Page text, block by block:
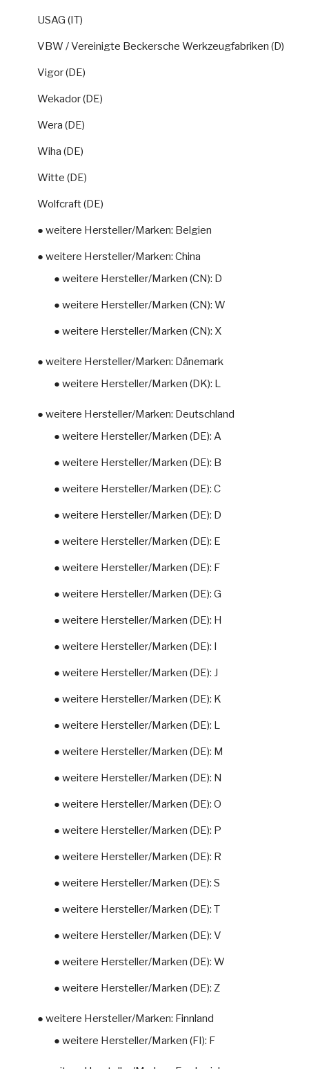
USAG (IT)
VBW / Vereinigte Beckersche Werkzeugfabriken (D)
Vigor (DE)
Wekador (DE)
Wera (DE)
Wiha (DE)
Witte (DE)
Wolfcraft (DE)
● weitere Hersteller/Marken: Belgien
● weitere Hersteller/Marken: China
● weitere Hersteller/Marken (CN): D
● weitere Hersteller/Marken (CN): W
● weitere Hersteller/Marken (CN): X
● weitere Hersteller/Marken: Dänemark
● weitere Hersteller/Marken (DK): L
● weitere Hersteller/Marken: Deutschland
● weitere Hersteller/Marken (DE): A
● weitere Hersteller/Marken (DE): B
● weitere Hersteller/Marken (DE): C
● weitere Hersteller/Marken (DE): D
● weitere Hersteller/Marken (DE): E
● weitere Hersteller/Marken (DE): F
● weitere Hersteller/Marken (DE): G
● weitere Hersteller/Marken (DE): H
● weitere Hersteller/Marken (DE): I
● weitere Hersteller/Marken (DE): J
● weitere Hersteller/Marken (DE): K
● weitere Hersteller/Marken (DE): L
● weitere Hersteller/Marken (DE): M
● weitere Hersteller/Marken (DE): N
● weitere Hersteller/Marken (DE): O
● weitere Hersteller/Marken (DE): P
● weitere Hersteller/Marken (DE): R
● weitere Hersteller/Marken (DE): S
● weitere Hersteller/Marken (DE): T
● weitere Hersteller/Marken (DE): V
● weitere Hersteller/Marken (DE): W
● weitere Hersteller/Marken (DE): Z
● weitere Hersteller/Marken: Finnland
● weitere Hersteller/Marken (FI): F